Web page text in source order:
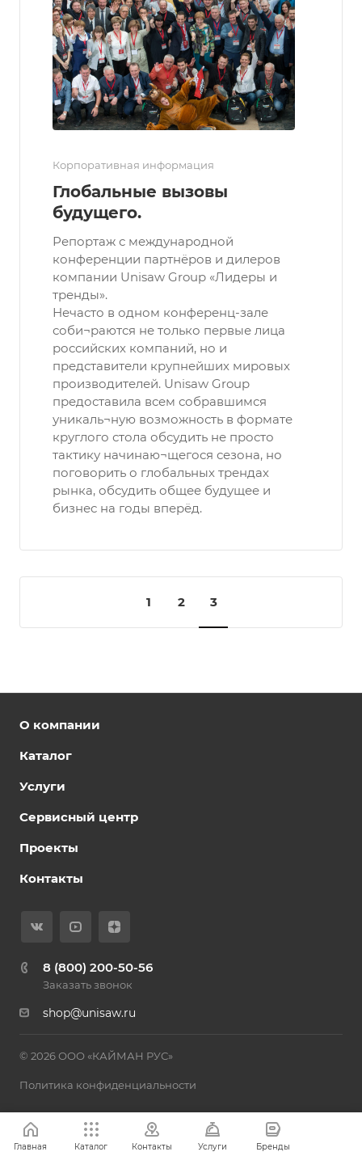
Корпоративная информация
Глобальные вызовы
будущего.
Репортаж с международной
конференции партнёров и дилеров
компании Unisaw Group «Лидеры и
тренды».
Нечасто в одном конференц-зале
соби¬раются не только первые лица
российских компаний, но и
представители крупнейших мировых
производителей. Unisaw Group
предоставила всем собравшимся
уникаль¬ную возможность в формате
круглого стола обсудить не просто
тактику начинаю¬щегося сезона, но
поговорить о глобальных трендах
рынка, обсудить общее будущее и
бизнес на годы вперёд.
1 2 3
О компании
Каталог
Услуги
Сервисный центр
Проекты
Контакты
8 (800) 200-50-56
Заказать звонок
shop@unisaw.ru
© 2026 ООО «КАЙМАН РУС»
Политика конфиденциальности
Главная Каталог Контакты Услуги Бренды